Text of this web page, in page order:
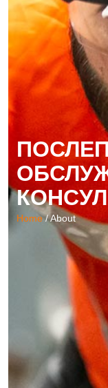
Home/ About